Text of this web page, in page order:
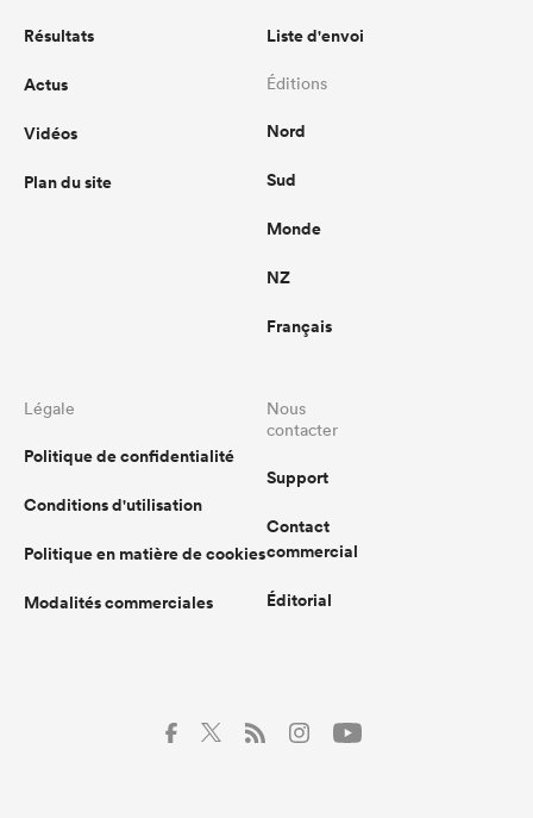
Résultats
Actus
Vidéos
Plan du site
Liste d'envoi
Éditions
Nord
Sud
Monde
NZ
Français
Légale
Politique de confidentialité
Conditions d'utilisation
Politique en matière de cookies
Modalités commerciales
Nous
contacter
Support
Contact
commercial
Éditorial